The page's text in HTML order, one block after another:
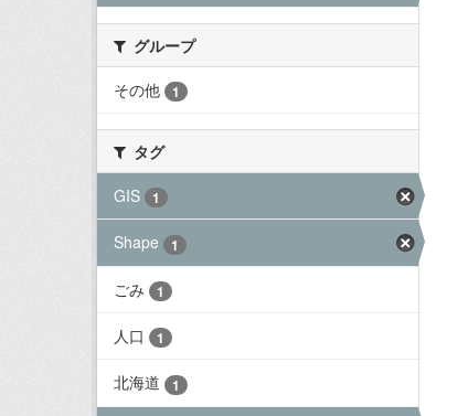
グループ
その他
1
タグ
GIS
1
Shape 1
ごみ 1
人口 1
北海道 1